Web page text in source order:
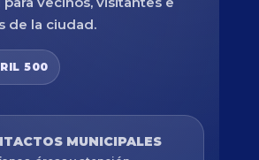
de la ciudad.
500
MUNICIPALES